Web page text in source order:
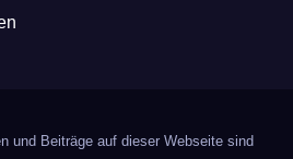
und Beiträge auf dieser Webseite sind